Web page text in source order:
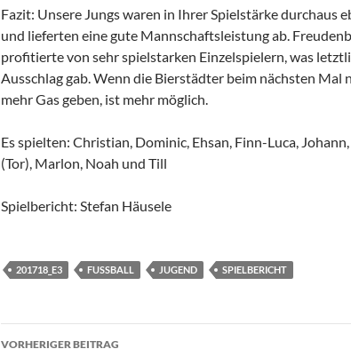
Fazit: Unsere Jungs waren in Ihrer Spielstärke durchaus
und lieferten eine gute Mannschaftsleistung ab.
profitierte von sehr spielstarken Einzelspielern, was
Ausschlag gab. Wenn die Bierstädter beim nächsten Mal
mehr Gas geben, ist mehr möglich.
Es spielten: Christian, Dominic, Ehsan, Finn-Luca,
(Tor), Marlon, Noah und Till
Spielbericht: Stefan Häusele
201718_E3 FUSSBALL JUGEND SPIELBERICHT
Beitragsnavigation
VORHERIGER BEITRAG